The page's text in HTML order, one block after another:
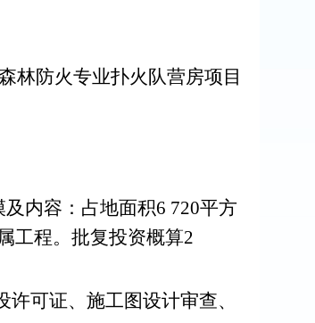
林防火专业扑火队营房项目
及内容：占地面积6 720平方
工程。批复投资概算2
可证、施工图设计审查、